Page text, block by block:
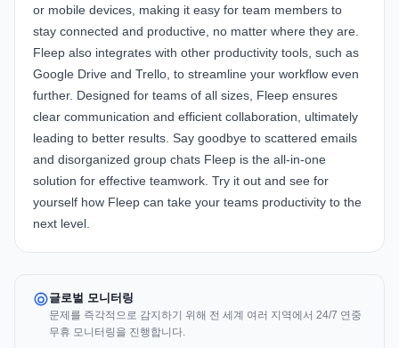
or mobile devices, making it easy for team members to
stay connected and productive, no matter where they are.
Fleep also integrates with other productivity tools, such as
Google Drive and Trello, to streamline your workflow even
further. Designed for teams of all sizes, Fleep ensures
clear communication and efficient collaboration, ultimately
leading to better results. Say goodbye to scattered emails
and disorganized group chats Fleep is the all-in-one
solution for effective teamwork. Try it out and see for
yourself how Fleep can take your teams productivity to the
next level.
글로벌 모니터링
문제를 즉각적으로 감지하기 위해 전 세계 여러 지역에서 24/7 연중
무휴 모니터링을 진행합니다.